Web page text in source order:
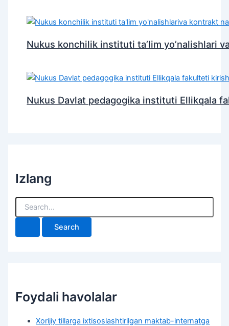
Nukus konchilik instituti ta’lim yo’nalishlari
Nukus Davlat pedagogika instituti Ellikqala
Izlang
S
a
:Foydali havolalar
Xorijiy tillarga ixtisoslashtirilgan maktab-internatga